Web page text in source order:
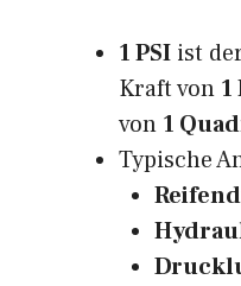
1 PSI ist
Kraft von 1
von 1
Typische